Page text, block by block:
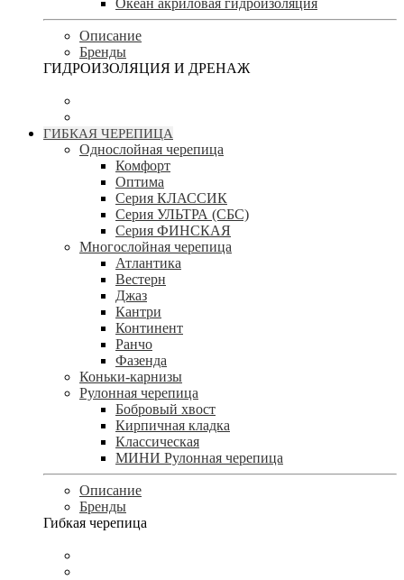
Океан акриловая гидроизоляция
Описание
Бренды
ГИДРОИЗОЛЯЦИЯ И ДРЕНАЖ
ГИБКАЯ ЧЕРЕПИЦА
Однослойная черепица
Комфорт
Оптима
Серия КЛАССИК
Серия УЛЬТРА (СБС)
Серия ФИНСКАЯ
Многослойная черепица
Атлантика
Вестерн
Джаз
Кантри
Континент
Ранчо
Фазенда
Коньки-карнизы
Рулонная черепица
Бобровый хвост
Кирпичная кладка
Классическая
МИНИ Рулонная черепица
Описание
Бренды
Гибкая черепица